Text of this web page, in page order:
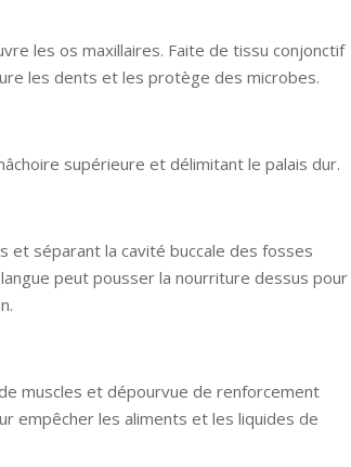
les os maxillaires. Faite de tissu conjonctif
les dents et les protège des microbes.
supérieure et délimitant le palais dur.
et séparant la cavité buccale des fosses
peut pousser la nourriture dessus pour
muscles et dépourvue de renforcement
empêcher les aliments et les liquides de